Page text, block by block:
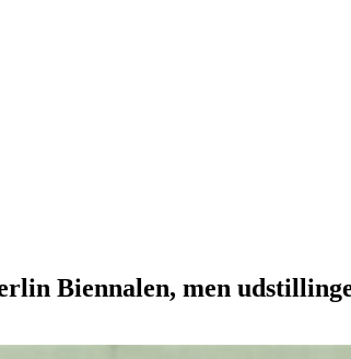
Biennalen, men